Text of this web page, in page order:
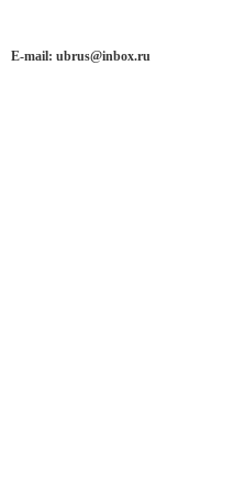
E-mail: ubrus@inbox.ru